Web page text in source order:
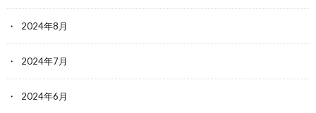
2024年8月
2024年7月
2024年6月